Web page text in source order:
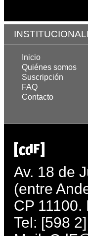
Inicio
Quiénes somos
Suscripción
FAQ
Contacto
Av. 18 de
(entre
CP
Tel: [598
Mail: